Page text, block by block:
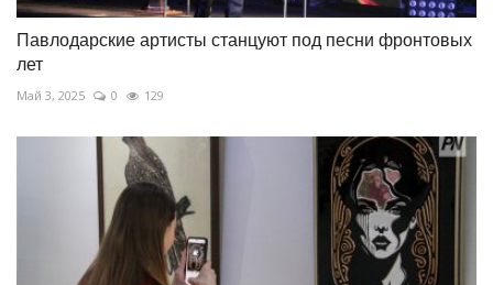
Павлодарские артисты станцуют под песни фронтовых
лет
Май 3, 2025 0 129